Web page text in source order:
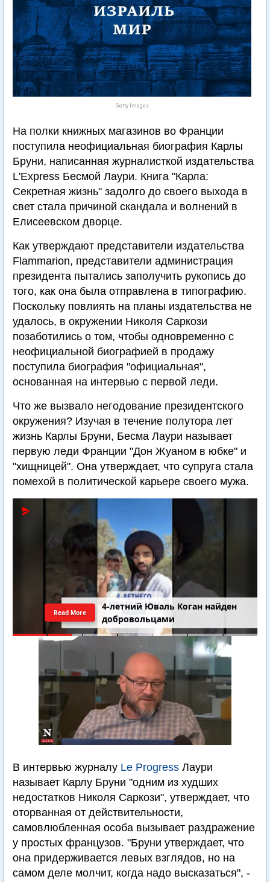
Getty Images
На полки книжных магазинов во Франции
поступила неофициальная биография Карлы
Бруни, написанная журналисткой издательства
L'Express Бесмой Лаури. Книга "Карла:
Секретная жизнь" задолго до своего выхода в
свет стала причиной скандала и волнений в
Елисеевском дворце.
Как утверждают представители издательства
Flammarion, представители администрация
президента пытались заполучить рукопись до
того, как она была отправлена в типографию.
Поскольку повлиять на планы издательства не
удалось, в окружении Николя Саркози
позаботились о том, чтобы одновременно с
неофициальной биографией в продажу
поступила биография "официальная",
основанная на интервью с первой леди.
Что же вызвало негодование президентского
окружения? Изучая в течение полутора лет
жизнь Карлы Бруни, Бесма Лаури называет
первую леди Франции "Дон Жуаном в юбке" и
"хищницей". Она утверждает, что супруга стала
помехой в политической карьере своего мужа.
4-летний Юваль Коган найден
добровольцами
Read More
В интервью журналу Le Progress Лаури
называет Карлу Бруни "одним из худших
недостатков Николя Саркози", утверждает, что
оторванная от действительности,
самовлюбленная особа вызывает раздражение
у простых французов. "Бруни утверждает, что
она придерживается левых взглядов, но на
самом деле молчит, когда надо высказаться", -